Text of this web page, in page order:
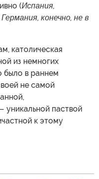
(Испания,
конечно, не в
католическая
из немногих
было в раннем
не самой
уникальной паствой
к этому